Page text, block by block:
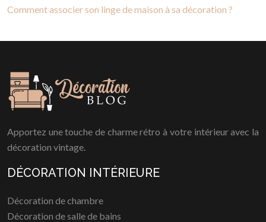
Comment associer son linge de maison à sa décoration ?
Apportez une touche de charme rétro à votre intérieur avec la
décoration vintage.
DÉCORATION INTÉRIEURE
Décoration de chambre
Décoration de salle de bains